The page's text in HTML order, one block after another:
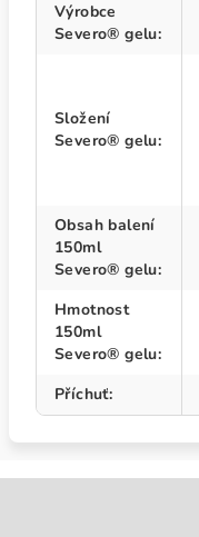
Výrobce
Severo® gelu:
Složení
Severo® gelu:
Obsah balení
150ml
Severo® gelu:
Hmotnost
150ml
Severo® gelu:
Příchuť: